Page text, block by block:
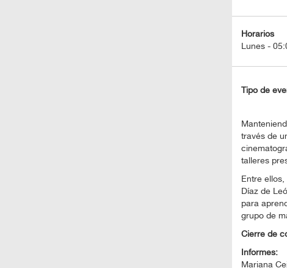
Horarios
Lunes -
Tipo de
través de
talleres
Entre ellos,
Díaz de
para
grupo de
Cierre de
Informes:
Mariana